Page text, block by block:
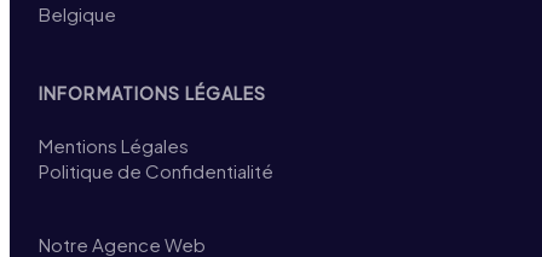
Belgique
INFORMATIONS LÉGALES
Mentions Légales
Politique de Confidentialité
Notre Agence Web